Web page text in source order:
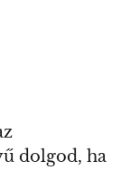
dolgod, ha